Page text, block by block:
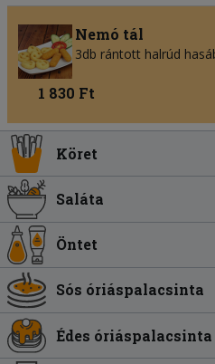
Nemó tál
3db rántott halrúd
1 830 Ft
Köret
Saláta
Öntet
Sós óriáspalacsinta
Édes óriáspalacsinta